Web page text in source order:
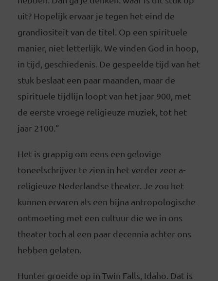
uit? Hopelijk ervaar je tegen het eind de
grandiositeit van de titel. Op een spirituele
manier, niet letterlijk. We vinden God in hoop,
in tijd, geschiedenis. De gespeelde tijd van het
stuk beslaat een paar maanden, maar de
spirituele tijdlijn loopt van het jaar 900, met
de eerste vroege religieuze muziek, tot het
jaar 2100.”
Het is grappig om eens een gelovige
toneelschrijver te zien in het verder zeer a-
religieuze Nederlandse theater. Je zou het
kunnen ervaren als een bijna antropologische
ontmoeting met een cultuur die we in ons
theater toch al een paar decennia achter ons
hebben gelaten.
Hunter groeide op in Twin Falls, Idaho. Dat is